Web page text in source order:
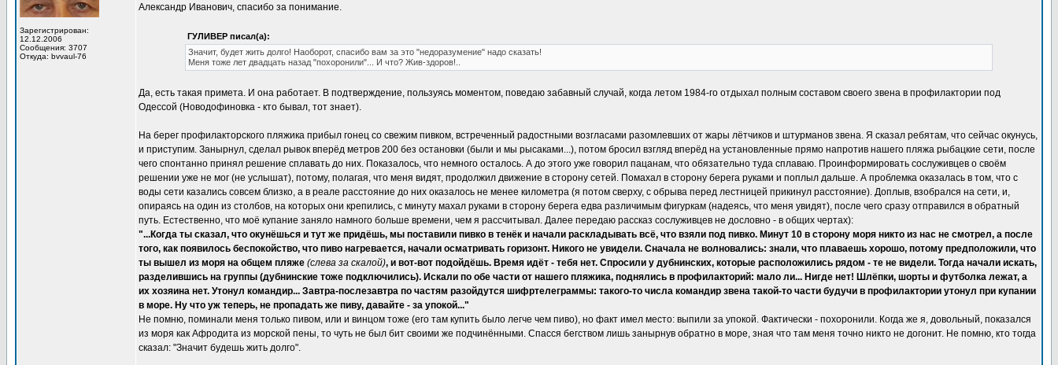
Зарегистрирован:
12.12.2006
Сообщения: 3707
Откуда: bvvaul-76
Александр Иванович, спасибо за понимание.
ГУЛИВЕР писал(а):
Значит, будет жить долго! Наоборот, спасибо вам за это "недоразумение" надо сказать!
Меня тоже лет двадцать назад "похоронили"... И что? Жив-здоров!..
Да, есть такая примета. И она работает. В подтверждение, пользуясь моментом, поведаю забавный случай, когда летом 1984-го отдыхал полным составом своего звена в профилактории под
Одессой (Новодофиновка - кто бывал, тот знает).
На берег профилакторского пляжика прибыл гонец со свежим пивком, встреченный радостными возгласами разомлевших от жары лётчиков и штурманов звена. Я сказал ребятам, что сейчас окунусь,
и приступим. Занырнул, сделал рывок вперёд метров 200 без остановки (были и мы рысаками...), потом бросил взгляд вперёд на установленные прямо напротив нашего пляжа рыбацкие сети, после
чего спонтанно принял решение сплавать до них. Показалось, что немного осталось. А до этого уже говорил пацанам, что обязательно туда сплаваю. Проинформировать сослуживцев о своём
решении уже не мог (не услышат), потому, полагая, что меня видят, продолжил движение в сторону сетей. Помахал в сторону берега руками и поплыл дальше. А проблемка оказалась в том, что с
воды сети казались совсем близко, а в реале расстояние до них оказалось не менее километра (я потом сверху, с обрыва перед лестницей прикинул расстояние). Доплыв, взобрался на сети, и,
опираясь на один из столбов, на которых они крепились, с минуту махал руками в сторону берега едва различимым фигуркам (надеясь, что меня увидят), после чего сразу отправился в обратный
путь. Естественно, что моё купание заняло намного больше времени, чем я рассчитывал. Далее передаю рассказ сослуживцев не дословно - в общих чертах):
"...Когда ты сказал, что окунёшься и тут же придёшь, мы поставили пивко в тенёк и начали раскладывать всё, что взяли под пивко. Минут 10 в сторону моря никто из нас не смотрел, а после
того, как появилось беспокойство, что пиво нагревается, начали осматривать горизонт. Никого не увидели. Сначала не волновались: знали, что плаваешь хорошо, потому предположили, что
ты вышел из моря на общем пляже (слева за скалой), и вот-вот подойдёшь. Время идёт - тебя нет. Спросили у дубнинских, которые расположились рядом - те не видели. Тогда начали искать,
разделившись на группы (дубнинские тоже подключились). Искали по обе части от нашего пляжика, поднялись в профилакторий: мало ли... Нигде нет! Шлёпки, шорты и футболка лежат, а
их хозяина нет. Утонул командир... Завтра-послезавтра по частям разойдутся шифртелеграммы: такого-то числа командир звена такой-то части будучи в профилактории утонул при купании
в море. Ну что уж теперь, не пропадать же пиву, давайте - за упокой..."
Не помню, поминали меня только пивом, или и винцом тоже (его там купить было легче чем пиво), но факт имел место: выпили за упокой. Фактически - похоронили. Когда же я, довольный, показался
из моря как Афродита из морской пены, то чуть не был бит своими же подчинёнными. Спасся бегством лишь занырнув обратно в море, зная что там меня точно никто не догонит. Не помню, кто тогда
сказал: "Значит будешь жить долго".